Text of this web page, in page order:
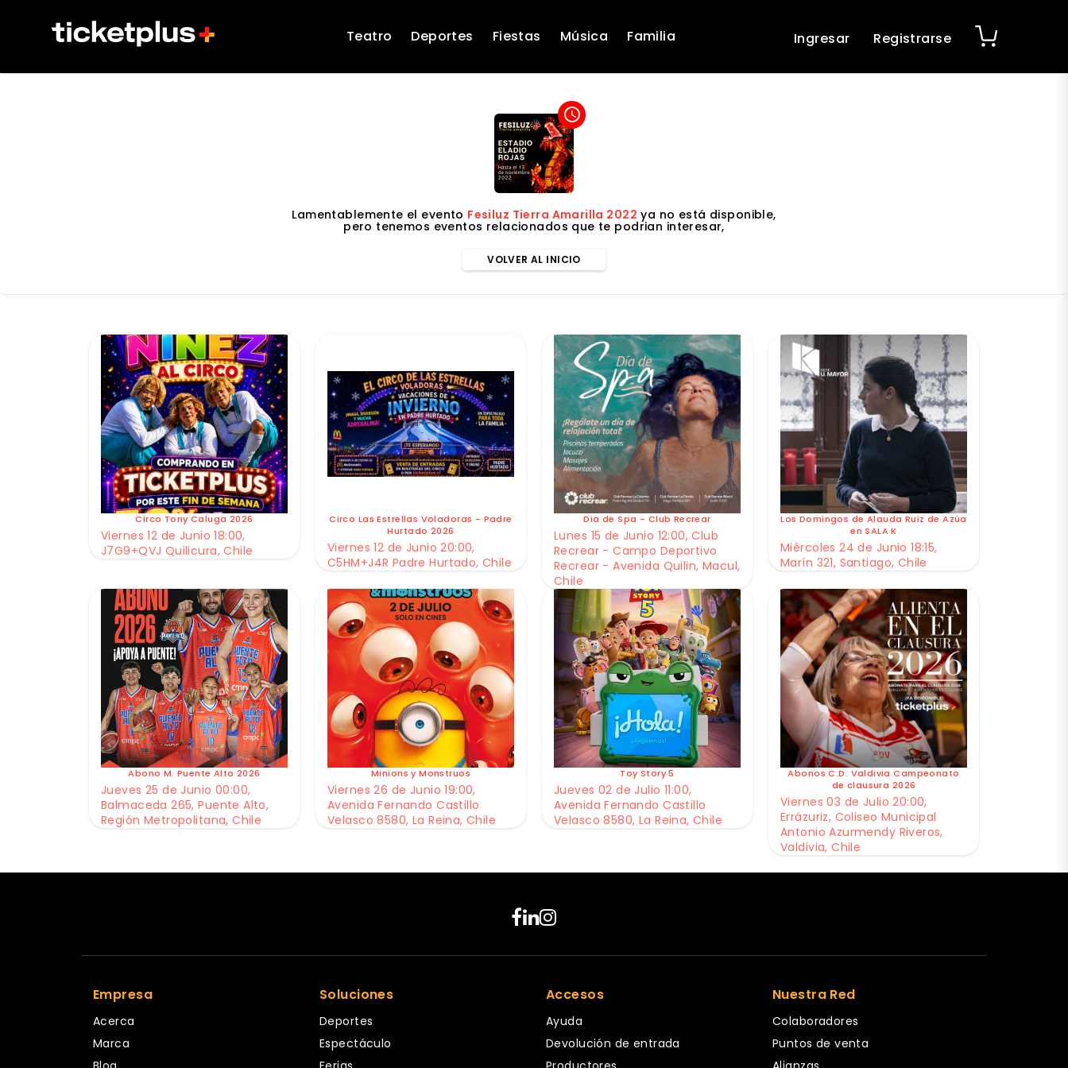
Teatro Deportes Fiestas Música Familia Ingresar Registrarse
access_time
Lamentablemente el evento Fesiluz Tierra Amarilla 2022 ya no está disponible,
pero tenemos eventos relacionados que te podrian interesar,
VOLVER AL INICIO
Circo Tony Caluga 2026
Viernes 12 de Junio 18:00,
J7G9+QVJ Quilicura, Chile
Circo Las Estrellas Voladoras - Padre
Hurtado 2026
Viernes 12 de Junio 20:00,
C5HM+J4R Padre Hurtado, Chile
Dia de Spa - Club Recrear
Lunes 15 de Junio 12:00, Club
Recrear - Campo Deportivo
Recrear - Avenida Quilin, Macul,
Chile
Los Domingos de Alauda Ruiz de Azúa
en SALA K
Miércoles 24 de Junio 18:15,
Marín 321, Santiago, Chile
Abono M. Puente Alto 2026
Jueves 25 de Junio 00:00,
Balmaceda 265, Puente Alto,
Región Metropolitana, Chile
Minions y Monstruos
Viernes 26 de Junio 19:00,
Avenida Fernando Castillo
Velasco 8580, La Reina, Chile
Toy Story 5
Jueves 02 de Julio 11:00,
Avenida Fernando Castillo
Velasco 8580, La Reina, Chile
Abonos C.D. Valdivia Campeonato
de clausura 2026
Viernes 03 de Julio 20:00,
Errázuriz, Coliseo Municipal
Antonio Azurmendy Riveros,
Valdivia, Chile
Empresa
Acerca
Marca
Soluciones
Deportes
Espectáculo
Accesos
Ayuda
Devolución de entrada
Nuestra Red
Colaboradores
Puntos de venta